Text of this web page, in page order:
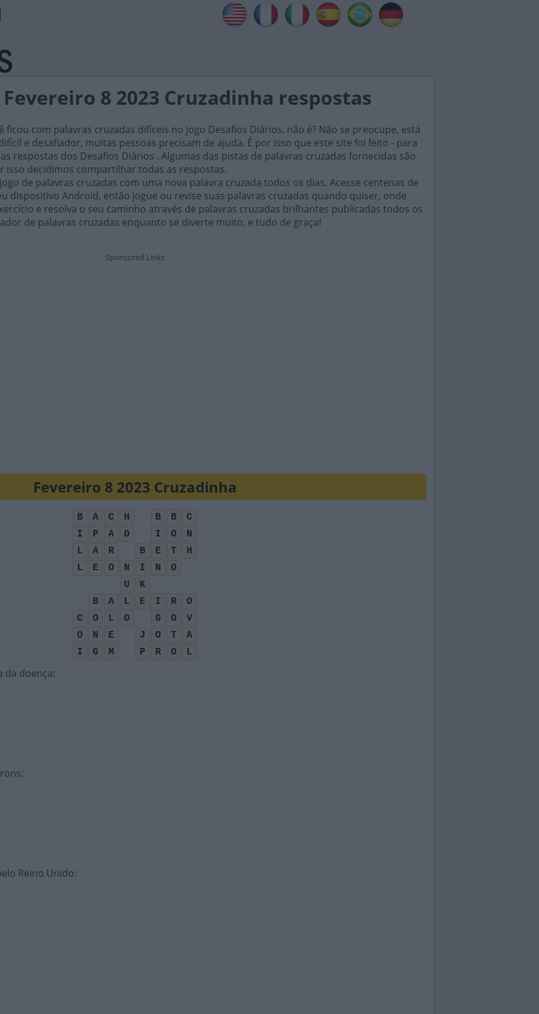
8 2023 Cruzadinha respostas
ficou com palavras cruzadas difíceis no jogo Desafios Diários, não é? Não se preocupe, está
e desafiador, muitas pessoas precisam de ajuda. É por isso que este site foi feito - para
respostas dos Desafios Diários . Algumas das pistas de palavras cruzadas fornecidas são
isso decidimos compartilhar todas as respostas.
de palavras cruzadas com uma nova palavra cruzada todos os dias. Acesse centenas de
dispositivo Android, então jogue ou revise suas palavras cruzadas quando quiser, onde
e resolva o seu caminho através de palavras cruzadas brilhantes publicadas todos os
de palavras cruzadas enquanto se diverte muito, e tudo de graça!
Fevereiro 8 2023 Cruzadinha
B A C H B B
C
I
P A D I O
N
L
A R B E T
H
L
E O N I N
O
U
K
B
A L E I R
O
C
O L O G O
V
O
N E J O T
A
I
G M P R O L
da doença:
:
Reino Unido: